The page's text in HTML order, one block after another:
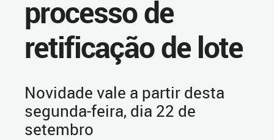
processo de
retificação de lote
Novidade vale a partir desta
segunda-feira, dia 22 de
setembro